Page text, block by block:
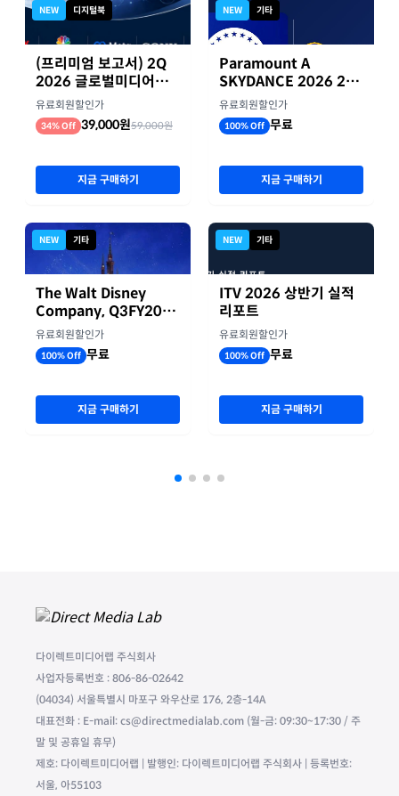
NEW 디지털북
(프리미엄 보고서) 2Q
2026 글로벌미디어기
업 실적 종합 보고서
유료회원할인가
34% Off 39,000원59,000원
지금 구매하기
NEW 기타
The Walt Disney
Company, Q3FY2026
실적자료
유료회원할인가
100% Off 무료
지금 구매하기
NEW 기타
Paramount A
SKYDANCE 2026 2분
기 실적
유료회원할인가
100% Off 무료
지금 구매하기
NEW 기타
ITV 2026 상반기 실적
리포트
유료회원할인가
100% Off 무료
지금 구매하기
다이렉트미디어랩 주식회사
사업자등록번호 : 806-86-02642
(04034) 서울특별시 마포구 와우산로 176, 2층-14A
대표전화 : E-mail: cs@directmedialab.com (월-금: 09:30~17:30 / 주
말 및 공휴일 휴무)
제호: 다이렉트미디어랩 | 발행인: 다이렉트미디어랩 주식회사 | 등록번호:
서울, 아55103